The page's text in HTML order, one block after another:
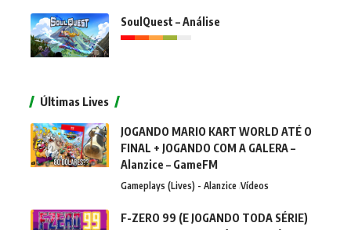
SoulQuest – Análise
Últimas Lives
JOGANDO MARIO KART WORLD ATÉ O
FINAL + JOGANDO COM A GALERA –
Alanzice – GameFM
Gameplays (Lives) - Alanzice Vídeos
F-ZERO 99 (E JOGANDO TODA SÉRIE)